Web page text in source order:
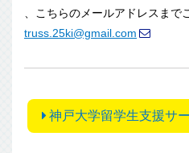
、こちらのメールアドレスまで
truss.25ki@gmail.com
神戸大学留学生支援サ